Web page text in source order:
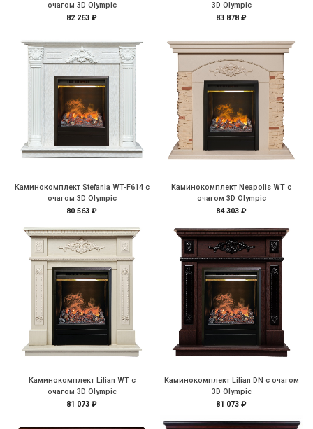
очагом 3D Olympic
82 263 ₽
3D Olympic
83 878 ₽
Каминокомплект Stefania WT-F614 с
очагом 3D Olympic
80 563 ₽
Каминокомплект Neapolis WT с
очагом 3D Olympic
84 303 ₽
Каминокомплект Lilian WT с
очагом 3D Olympic
81 073 ₽
Каминокомплект Lilian DN с очагом
3D Olympic
81 073 ₽